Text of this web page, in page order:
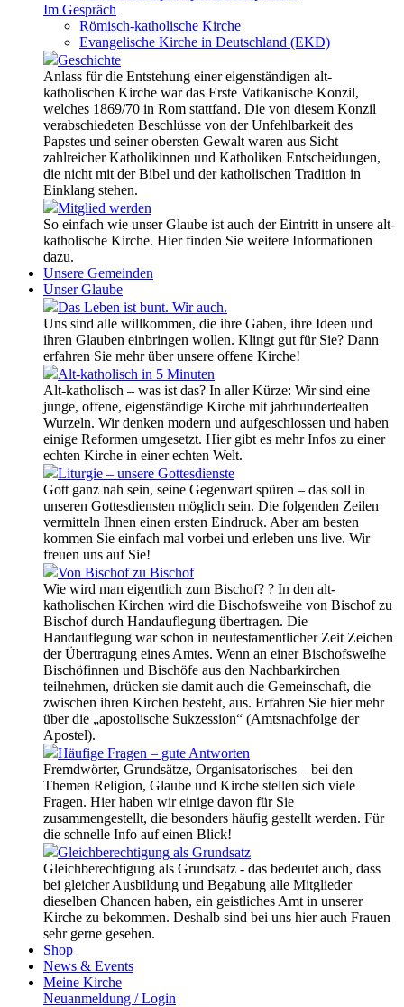
Im Gespräch
Römisch-katholische Kirche
Evangelische Kirche in Deutschland (EKD)
Geschichte
Anlass für die Entstehung einer eigenständigen alt-
katholischen Kirche war das Erste Vatikanische Konzil,
welches 1869/70 in Rom stattfand. Die von diesem Konzil
verabschiedeten Beschlüsse von der Unfehlbarkeit des
Papstes und seiner obersten Gewalt waren aus Sicht
zahlreicher Katholikinnen und Katholiken Entscheidungen,
die nicht mit der Bibel und der katholischen Tradition in
Einklang stehen.
Mitglied werden
So einfach wie unser Glaube ist auch der Eintritt in unsere alt-
katholische Kirche. Hier finden Sie weitere Informationen
dazu.
Unsere Gemeinden
Unser Glaube
Das Leben ist bunt. Wir auch.
Uns sind alle willkommen, die ihre Gaben, ihre Ideen und
ihren Glauben einbringen wollen. Klingt gut für Sie? Dann
erfahren Sie mehr über unsere offene Kirche!
Alt-katholisch in 5 Minuten
Alt-katholisch – was ist das? In aller Kürze: Wir sind eine
junge, offene, eigenständige Kirche mit jahrhundertealten
Wurzeln. Wir denken modern und aufgeschlossen und haben
einige Reformen umgesetzt. Hier gibt es mehr Infos zu einer
echten Kirche in einer echten Welt.
Liturgie – unsere Gottesdienste
Gott ganz nah sein, seine Gegenwart spüren – das soll in
unseren Gottesdiensten möglich sein. Die folgenden Zeilen
vermitteln Ihnen einen ersten Eindruck. Aber am besten
kommen Sie einfach mal vorbei und erleben uns live. Wir
freuen uns auf Sie!
Von Bischof zu Bischof
Wie wird man eigentlich zum Bischof? ? In den alt-
katholischen Kirchen wird die Bischofsweihe von Bischof zu
Bischof durch Handauflegung übertragen. Die
Handauflegung war schon in neutestamentlicher Zeit Zeichen
der Übertragung eines Amtes. Wenn an einer Bischofsweihe
Bischöfinnen und Bischöfe aus den Nachbarkirchen
teilnehmen, drücken sie damit auch die Gemeinschaft, die
zwischen ihren Kirchen besteht, aus. Erfahren Sie hier mehr
über die „apostolische Sukzession“ (Amtsnachfolge der
Apostel).
Häufige Fragen – gute Antworten
Fremdwörter, Grundsätze, Organisatorisches – bei den
Themen Religion, Glaube und Kirche stellen sich viele
Fragen. Hier haben wir einige davon für Sie
zusammengestellt, die besonders häufig gestellt werden. Für
die schnelle Info auf einen Blick!
Gleichberechtigung als Grundsatz
Gleichberechtigung als Grundsatz - das bedeutet auch, dass
bei gleicher Ausbildung und Begabung alle Mitglieder
dieselben Chancen haben, ein geistliches Amt in unserer
Kirche zu bekommen. Deshalb sind bei uns hier auch Frauen
sehr gerne gesehen.
Shop
News & Events
Meine Kirche
Neuanmeldung / Login